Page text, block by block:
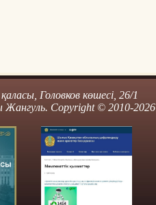
Головков көшесі, 26/1
Жангуль. Copyright © 2010-2026